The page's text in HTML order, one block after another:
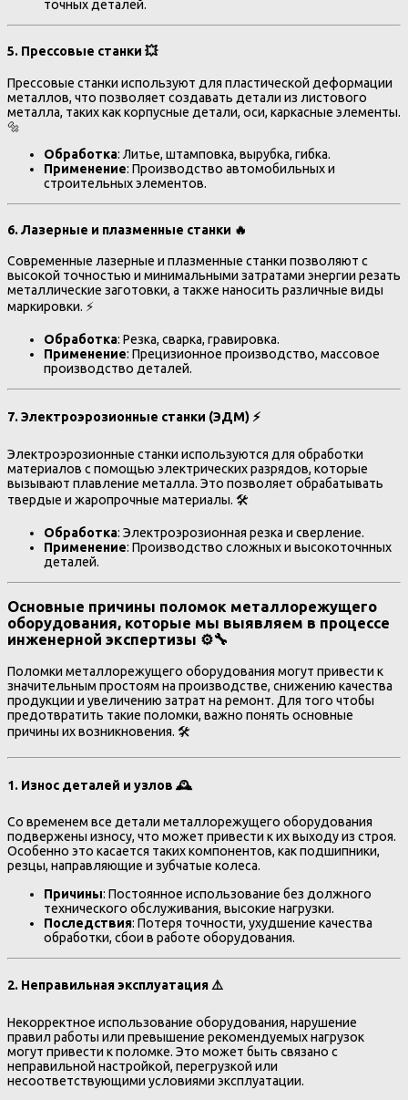
точных деталей.
5. Прессовые станки 💥
Прессовые станки используют для пластической деформации
металлов, что позволяет создавать детали из листового
металла, таких как корпусные детали, оси, каркасные элементы.
🔩
Обработка: Литье, штамповка, вырубка, гибка.
Применение: Производство автомобильных и
строительных элементов.
6.Лазерные и плазменные станки 🔥
Современные лазерные и плазменные станки позволяют с
высокой точностью и минимальными затратами энергии резать
металлические заготовки, а также наносить различные виды
маркировки. ⚡
Обработка: Резка, сварка, гравировка.
Применение: Прецизионное производство, массовое
производство деталей.
7.Электроэрозионные станки (ЭДМ) ⚡
Электроэрозионные станки используются для обработки
материалов с помощью электрических разрядов, которые
вызывают плавление металла. Это позволяет обрабатывать
твердые и жаропрочные материалы. 🛠️
Обработка: Электроэрозионная резка и сверление.
Применение: Производство сложных и высокоточнных
деталей.
Основные причины поломок металлорежущего
оборудования, которые мы выявляем в процессе
инженерной экспертизы ⚙️🔧
Поломки металлорежущего оборудования могут привести к
значительным простоям на производстве, снижению качества
продукции и увеличению затрат на ремонт. Для того чтобы
предотвратить такие поломки, важно понять основные
причины их возникновения. 🛠️
1. Износ деталей и узлов 🕰️
Со временем все детали металлорежущего оборудования
подвержены износу, что может привести к их выходу из строя.
Особенно это касается таких компонентов, как подшипники,
резцы, направляющие и зубчатые колеса.
Причины: Постоянное использование без должного
технического обслуживания, высокие нагрузки.
Последствия: Потеря точности, ухудшение качества
обработки, сбои в работе оборудования.
2. Неправильная эксплуатация⚠️
Некорректное использование оборудования, нарушение
правил работы или превышение рекомендуемых нагрузок
могут привести к поломке. Это может быть связано с
неправильной настройкой, перегрузкой или
несоответствующими условиями эксплуатации.